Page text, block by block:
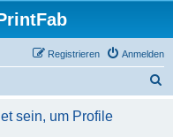
Anmelden
Registrieren
sein, um Profile